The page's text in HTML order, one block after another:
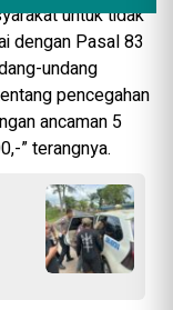
untuk tidak
dengan Pasal 83
undang
pencegahan
ancaman 5
” terangnya.